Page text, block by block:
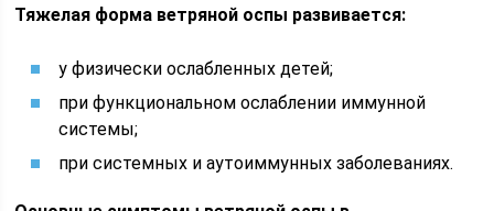
Тяжелая форма ветряной оспы развивается:
у физически ослабленных детей;
при функциональном ослаблении иммунной
системы;
при системных и аутоиммунных заболеваниях.